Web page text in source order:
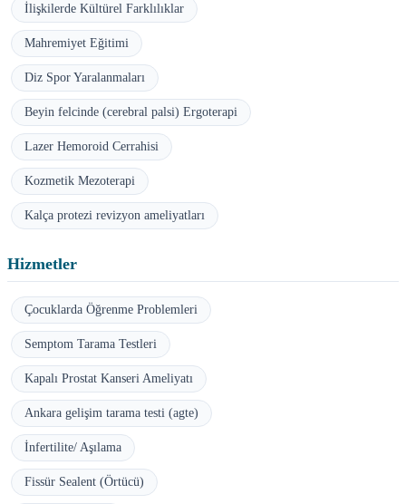
İlişkilerde Kültürel Farklılıklar
Mahremiyet Eğitimi
Diz Spor Yaralanmaları
Beyin felcinde (cerebral palsi) Ergoterapi
Lazer Hemoroid Cerrahisi
Kozmetik Mezoterapi
Kalça protezi revizyon ameliyatları
Hizmetler
Çocuklarda Öğrenme Problemleri
Semptom Tarama Testleri
Kapalı Prostat Kanseri Ameliyatı
Ankara gelişim tarama testi (agte)
İnfertilite/ Aşılama
Fissür Sealent (Örtücü)